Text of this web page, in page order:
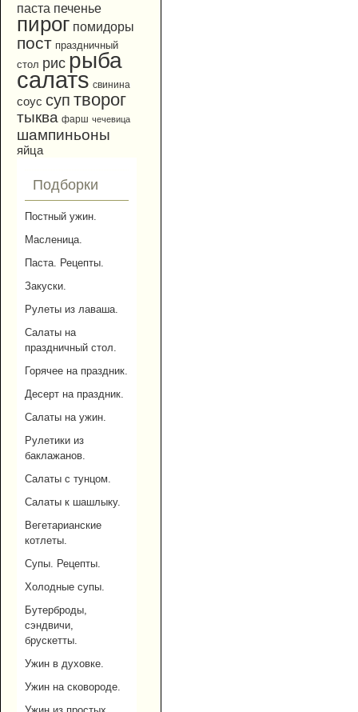
паста печенье
пирог помидоры
пост праздничный
стол рис рыба
салатs свинина
соус суп творог
тыква фарш чечевица
шампиньоны
яйца
Подборки
Постный ужин.
Масленица.
Паста. Рецепты.
Закуски.
Рулеты из лаваша.
Салаты на
праздничный стол.
Горячее на праздник.
Десерт на праздник.
Салаты на ужин.
Рулетики из
баклажанов.
Салаты с тунцом.
Салаты к шашлыку.
Вегетарианские
котлеты.
Супы. Рецепты.
Холодные супы.
Бутерброды,
сэндвичи,
брускетты.
Ужин в духовке.
Ужин на сковороде.